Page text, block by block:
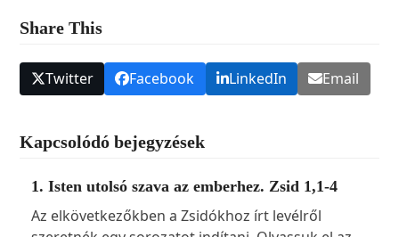
Share This
Twitter Facebook LinkedIn Email
Kapcsolódó bejegyzések
1. Isten utolsó szava az emberhez. Zsid 1,1-4
Az elkövetkezőkben a Zsidókhoz írt levélről